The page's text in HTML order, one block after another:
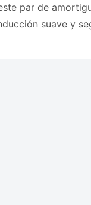
par de
suave y